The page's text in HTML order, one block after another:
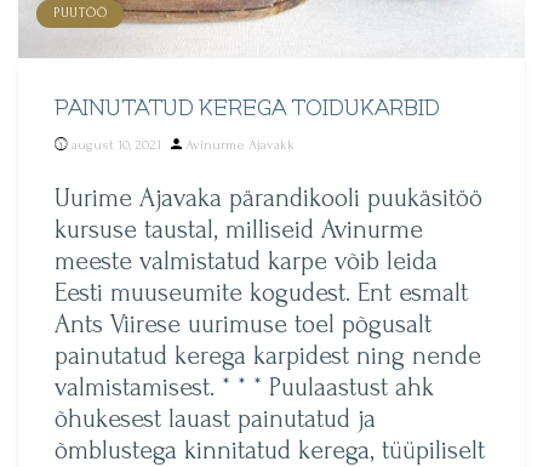
PUUTÖÖ
PAINUTATUD KEREGA TOIDUKARBID
august 10, 2021
Posted
Avinurme Ajavakk
Uurime Ajavaka pärandikooli puukäsitöö
kursuse taustal, milliseid Avinurme
meeste valmistatud karpe võib leida
Eesti muuseumite kogudest. Ent esmalt
Ants Viirese uurimuse toel põgusalt
painutatud kerega karpidest ning nende
valmistamisest. * * * Puulaastust ahk
õhukesest lauast painutatud ja
õmblustega kinnitatud kerega, tüüpiliselt